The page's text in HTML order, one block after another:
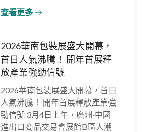
查看更多
2026華南包裝展盛大開幕，
首日人氣沸騰！ 開年首展釋
放產業強勁信號
2026華南包裝展盛大開幕，首日
人氣沸騰！ 開年首展釋放產業強
勁信號 3月4日上午，廣州·中國
進出口商品交易會展館B區人潮